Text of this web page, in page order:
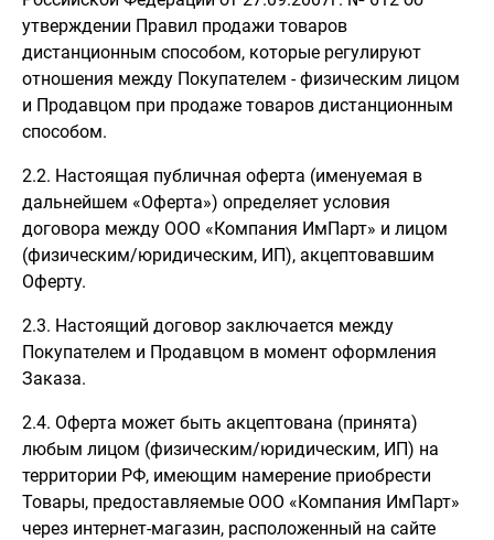
утверждении Правил продажи товаров
дистанционным способом, которые регулируют
отношения между Покупателем - физическим лицом
и Продавцом при продаже товаров дистанционным
способом.
2.2. Настоящая публичная оферта (именуемая в
дальнейшем «Оферта») определяет условия
договора между ООО «Компания ИмПарт» и лицом
(физическим/юридическим, ИП), акцептовавшим
Оферту.
2.3. Настоящий договор заключается между
Покупателем и Продавцом в момент оформления
Заказа.
2.4. Оферта может быть акцептована (принята)
любым лицом (физическим/юридическим, ИП) на
территории РФ, имеющим намерение приобрести
Товары, предоставляемые ООО «Компания ИмПарт»
через интернет-магазин, расположенный на сайте